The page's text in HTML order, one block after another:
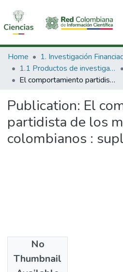
Communities & Collections
All of DSpace
Home
1.1 Productos de investigación
El comportamiento partidista de los municipios colombianos : suplemento.
Publication: El
partidista de los
colombianos :
No
Thumbnail
1996